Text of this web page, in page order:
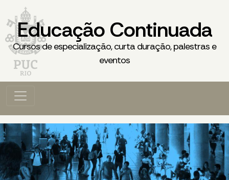
Educação Continuada
Cursos de especialização, curta duração, palestras e
eventos